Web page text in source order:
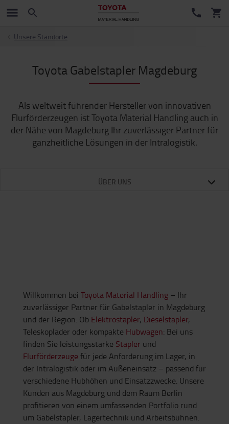
Unsere Standorte
Toyota Gabelstapler Magdeburg
Als weltweit führender Hersteller von innovativen
Flurförderzeugen ist Toyota Material Handling auch in
der Nähe von Magdeburg Ihr zuverlässiger Partner für
ganzheitliche Lösungen in der Intralogistik.
ÜBER UNS
Willkommen bei Toyota Material Handling – Ihr
zuverlässiger Partner für Gabelstapler in Magdeburg
und der Region. Ob Elektrostapler, Dieselstapler,
Teleskoplader oder kompakte Hubwagen: Bei uns
finden Sie leistungsstarke Stapler und
Flurförderzeuge für jede Anforderung im Lager, in
der Intralogistik oder im Außeneinsatz – passend für
verschiedene Hubhöhen und Einsatzzwecke. Unsere
Kunden aus Magdeburg und dem Raum Berlin
profitieren von einem umfassenden Portfolio rund
um Gabelstapler, Lagertechnik und Arbeitsbühnen.